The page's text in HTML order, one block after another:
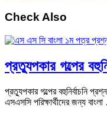
Check Also
প্রত্যুপকার গল্পের
প্রত্যুপকার গল্পের বহুনির্বাচনি
এসএসসি পরিক্ষার্থীদের জন্য